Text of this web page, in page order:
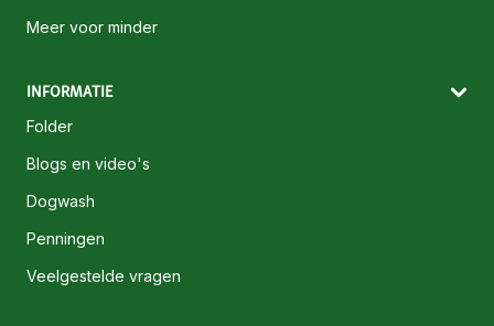
Meer voor minder
INFORMATIE
Folder
Blogs en video's
Dogwash
Penningen
Veelgestelde vragen